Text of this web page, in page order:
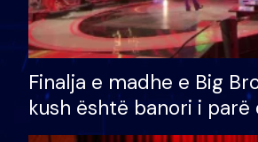
Finalja e madhe e Big
kush është banori i parë
shtëpinë dhe humb